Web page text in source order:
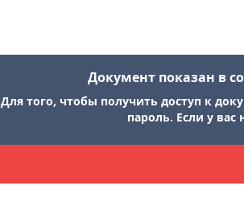
Документ показан в
Для того, чтобы получить доступ к
пароль. Если у вас